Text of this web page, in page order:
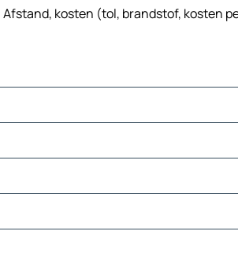
kosten (tol, brandstof, kosten